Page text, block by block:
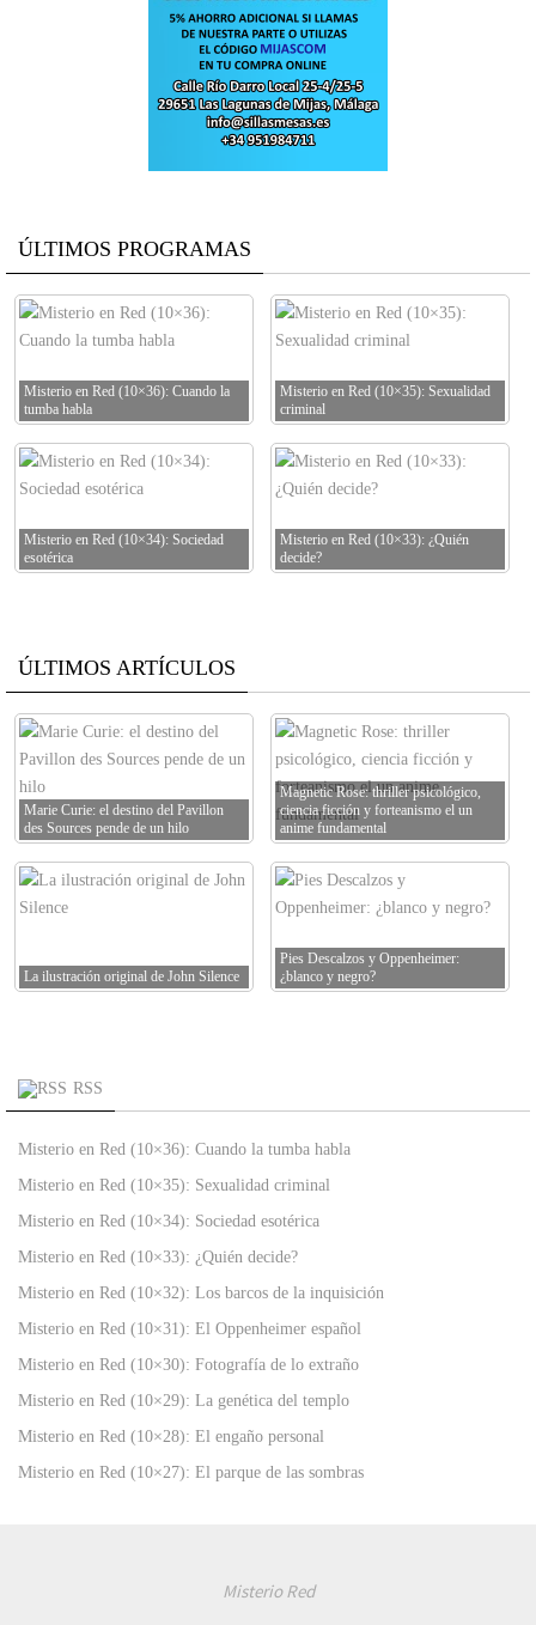
ÚLTIMOS PROGRAMAS
Misterio en Red (10×36): Cuando la
tumba habla
Misterio en Red (10×35): Sexualidad
criminal
Misterio en Red (10×34): Sociedad
esotérica
Misterio en Red (10×33): ¿Quién
decide?
ÚLTIMOS ARTÍCULOS
Marie Curie: el destino del Pavillon
des Sources pende de un hilo
Magnetic Rose: thriller psicológico,
ciencia ficción y forteanismo el un
anime fundamental
La ilustración original de John Silence
Pies Descalzos y Oppenheimer:
¿blanco y negro?
RSS
Misterio en Red (10×36): Cuando la tumba habla
Misterio en Red (10×35): Sexualidad criminal
Misterio en Red (10×34): Sociedad esotérica
Misterio en Red (10×33): ¿Quién decide?
Misterio en Red (10×32): Los barcos de la inquisición
Misterio en Red (10×31): El Oppenheimer español
Misterio en Red (10×30): Fotografía de lo extraño
Misterio en Red (10×29): La genética del templo
Misterio en Red (10×28): El engaño personal
Misterio en Red (10×27): El parque de las sombras
Misterio Red